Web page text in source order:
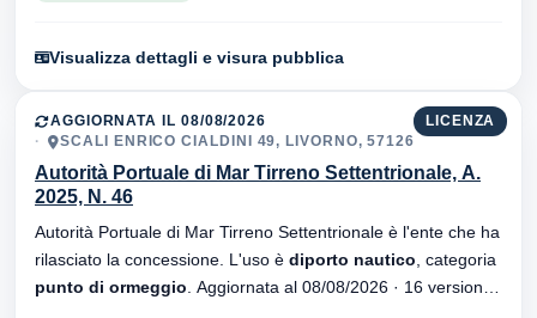
Visualizza dettagli e visura pubblica
LICENZA
AGGIORNATA IL 08/08/2026
SCALI ENRICO CIALDINI 49, LIVORNO, 57126
Autorità Portuale di Mar Tirreno Settentrionale, A.
2025, N. 46
Autorità Portuale di Mar Tirreno Settentrionale è l'ente che ha
rilasciato la concessione. L'uso è diporto nautico , categoria
punto di ormeggio